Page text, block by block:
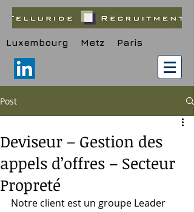
Luxembourg Metz Paris
Post
Deviseur – Gestion des
appels d’offres – Secteur
Propreté
Notre client est un groupe Leader